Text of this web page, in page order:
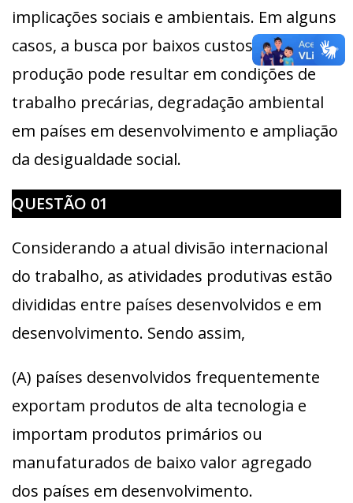
implicações sociais e ambientais. Em alguns
casos, a busca por baixos custos de
produção pode resultar em condições de
trabalho precárias, degradação ambiental
em países em desenvolvimento e ampliação
da desigualdade social.
QUESTÃO 01
Considerando a atual divisão internacional
do trabalho, as atividades produtivas estão
divididas entre países desenvolvidos e em
desenvolvimento. Sendo assim,
(A) países desenvolvidos frequentemente
exportam produtos de alta tecnologia e
importam produtos primários ou
manufaturados de baixo valor agregado
dos países em desenvolvimento.